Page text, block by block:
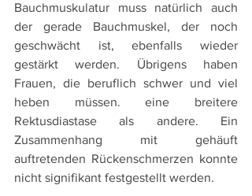
Bauchmuskulatur muss natürlich auch
der gerade Bauchmuskel, der noch
geschwächt ist, ebenfalls wieder
gestärkt werden. Übrigens haben
Frauen, die beruflich schwer und viel
heben müssen. eine breitere
Rektusdiastase als andere. Ein
Zusammenhang mit gehäuft
auftretenden Rückenschmerzen konnte
nicht signifikant festgestellt werden.